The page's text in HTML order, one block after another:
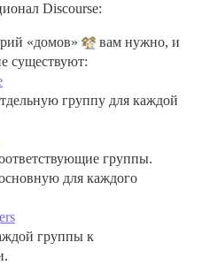
Discourse:
«домов»
вам нужно, и
существуют:
группу для каждой
группы.
для каждого
группы к